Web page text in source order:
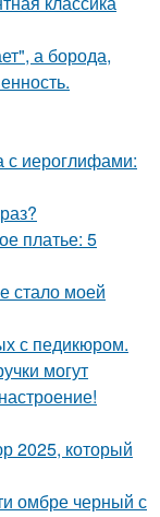
а борода,
с иероглифами:
платье: 5
стало моей
с педикюром.
могут
2025, который
омбре черный с